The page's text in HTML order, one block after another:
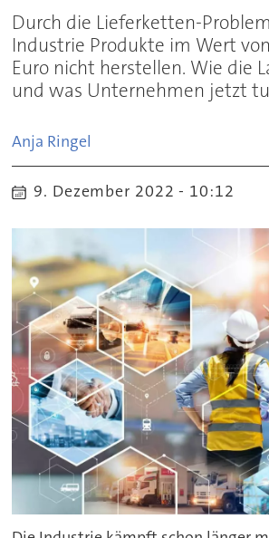
Durch die Lieferketten-
Industrie Produkte im Wert
Euro nicht herstellen. Wie die
und was Unternehmen jetzt
Anja Ringel
9. Dezember 2022 - 10:12